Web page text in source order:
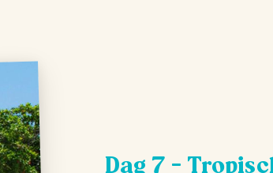
Dag 7 –